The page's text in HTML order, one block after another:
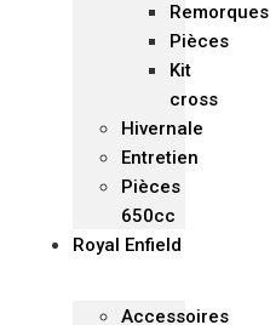
Remorques
Pièces
Kit
cross
Hivernale
Entretien
Pièces
650cc
Royal Enfield
Accessoires